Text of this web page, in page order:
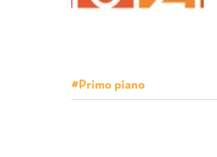
#Primo piano